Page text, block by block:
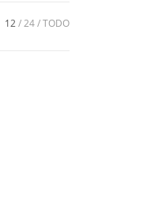
12 24 TODO